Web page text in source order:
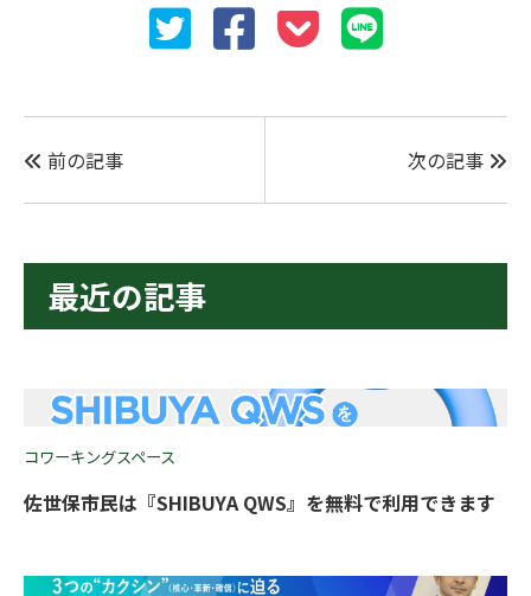
前の記事 次の記事
最近の記事
コワーキングスペース
佐世保市民は『SHIBUYA QWS』を無料で利用できます